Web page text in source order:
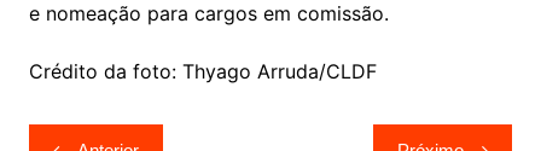
e nomeação para cargos em comissão.
Crédito da foto: Thyago Arruda/CLDF
Navegação